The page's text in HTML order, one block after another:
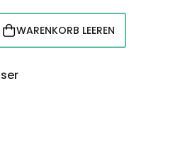
WARENKORB
WARENKORB LEEREN